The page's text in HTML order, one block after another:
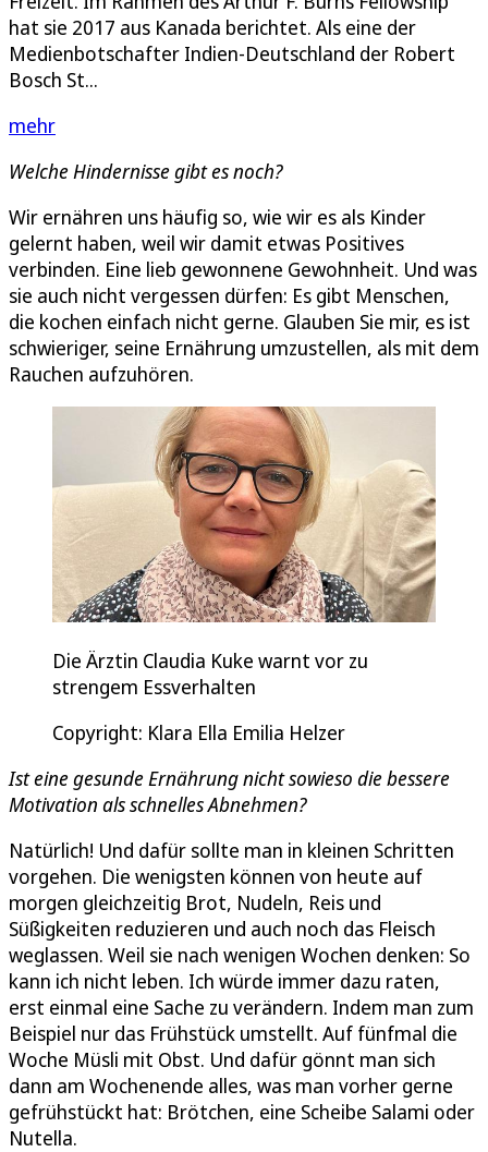
hat sie 2017 aus Kanada berichtet. Als eine der
Medienbotschafter Indien-Deutschland der Robert
Bosch St...
mehr
Welche Hindernisse gibt es noch?
Wir ernähren uns häufig so, wie wir es als Kinder
gelernt haben, weil wir damit etwas Positives
verbinden. Eine lieb gewonnene Gewohnheit. Und was
sie auch nicht vergessen dürfen: Es gibt Menschen,
die kochen einfach nicht gerne. Glauben Sie mir, es ist
schwieriger, seine Ernährung umzustellen, als mit dem
Rauchen aufzuhören.
Die Ärztin Claudia Kuke warnt vor zu
strengem Essverhalten
Copyright: Klara Ella Emilia Helzer
Ist eine gesunde Ernährung nicht sowieso die bessere
Motivation als schnelles Abnehmen?
Natürlich! Und dafür sollte man in kleinen Schritten
vorgehen. Die wenigsten können von heute auf
morgen gleichzeitig Brot, Nudeln, Reis und
Süßigkeiten reduzieren und auch noch das Fleisch
weglassen. Weil sie nach wenigen Wochen denken: So
kann ich nicht leben. Ich würde immer dazu raten,
erst einmal eine Sache zu verändern. Indem man zum
Beispiel nur das Frühstück umstellt. Auf fünfmal die
Woche Müsli mit Obst. Und dafür gönnt man sich
dann am Wochenende alles, was man vorher gerne
gefrühstückt hat: Brötchen, eine Scheibe Salami oder
Nutella.